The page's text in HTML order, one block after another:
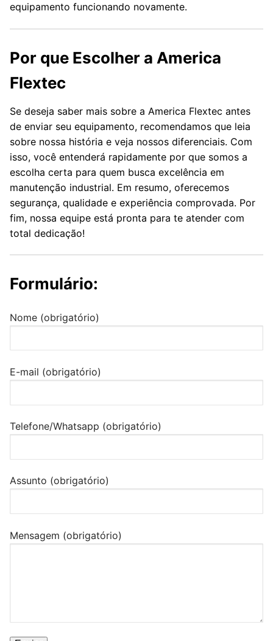
equipamento funcionando novamente.
Por que Escolher a America
Flextec
Se deseja saber mais sobre a America Flextec antes
de enviar seu equipamento, recomendamos que leia
sobre nossa história e veja nossos diferenciais. Com
isso, você entenderá rapidamente por que somos a
escolha certa para quem busca excelência em
manutenção industrial. Em resumo, oferecemos
segurança, qualidade e experiência comprovada. Por
fim, nossa equipe está pronta para te atender com
total dedicação!
Formulário:
Nome (obrigatório)
E-mail (obrigatório)
Telefone/Whatsapp (obrigatório)
Assunto (obrigatório)
Mensagem (obrigatório)